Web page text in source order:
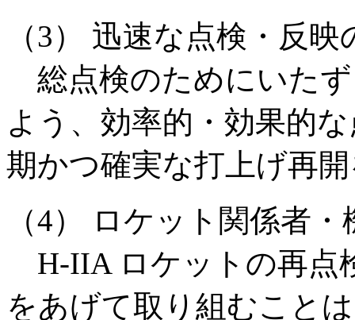
（3） 迅速な点検・反映
総点検のためにいた
よう、効率的・効果的
期かつ確実な打上げ再
（4） ロケット関係者
H-IIA ロケットの再点
をあげて取り組むこと